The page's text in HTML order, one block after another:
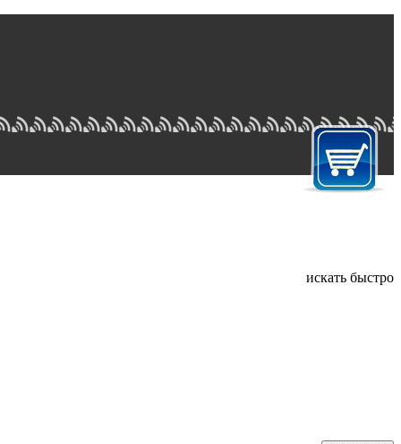
искать быстро